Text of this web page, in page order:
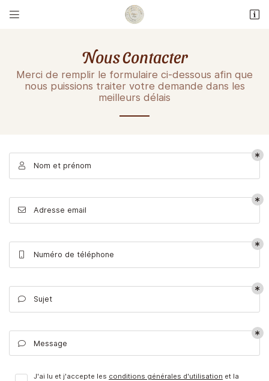
 
Rafraîchir le captcha
commerciales à l'adresse email indiqué ci-dessus. Vous pouvez vous
désinscrire à tout moment en utilisant
Nous Contacter
Merci de remplir le formulaire ci-dessous afin que
nous puissions traiter votre demande dans les
meilleurs délais
 Nom et prénom
 Adresse email
Numéro de téléphone
 Sujet
 Message
J'ai lu et j'accepte les conditions générales d'utilisation et la